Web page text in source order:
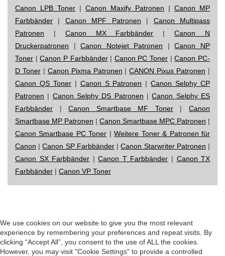
Canon LPB Toner | Canon Maxify Patronen | Canon MP
Farbbänder | Canon MPF Patronen | Canon Multipass
Patronen | Canon MX Farbbänder |Canon N
Druckerpatronen |Canon Notejet Patronen |Canon NP
Toner |Canon P Farbbänder| Canon PC Toner |Canon PC-
D Toner| Canon Pixma Patronen |CANON Pixus Patronen |
Canon QS Toner| Canon S Patronen |Canon Selphy CP
Patronen | Canon Selphy DS Patronen |Canon Selphy ES
Farbbänder |Canon Smartbase MF Toner|Canon
Smartbase MP Patronen | Canon Smartbase MPC Patronen |
Canon Smartbase PC Toner |Weitere Toner & Patronen für
Canon |Canon SP Farbbänder|Canon Starwriter Patronen |
Canon SX Farbbänder |Canon T Farbbänder | Canon TX
Farbbänder | Canon VP Toner
We use cookies on our website to give you the most relevant
experience by remembering your preferences and repeat visits. By
clicking “Accept All”, you consent to the use of ALL the cookies.
However, you may visit "Cookie Settings" to provide a controlled